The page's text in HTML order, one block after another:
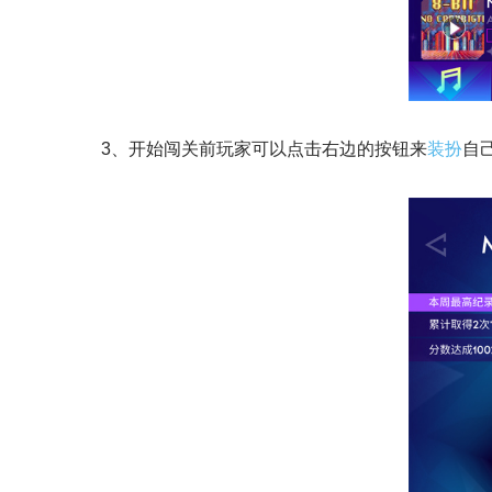
3、开始闯关前玩家可以点击右边的按钮来装扮自